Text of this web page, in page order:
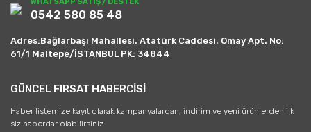
0542 580 85 48
Adres:Bağlarbaşı Mahallesi. Atatürk Caddesi. Omay Apt. No:
61/1 Maltepe/İSTANBUL PK: 34844
GÜNCEL FIRSAT HABERCİSİ
Haber listemize kayıt olarak kampanyalardan, indirim ve yeni ürünlerden ilk
siz haberdar olabilirsiniz.